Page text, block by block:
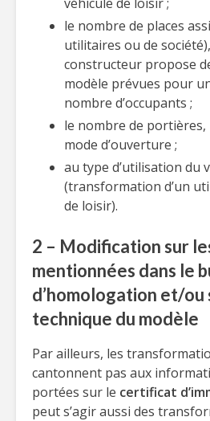
le nombre de places
utilitaires ou de
constructeur propose
modèle prévues pour
nombre d’occupants ;
le nombre de
mode d’ouverture ;
au type d’utilisation du
(transformation d’un
de loisir).
2 – Modification sur
mentionnées dans le
d’homologation et/ou
technique du modèle
Par ailleurs, les
cantonnent pas aux
portées sur le certificat
peut s’agir aussi des